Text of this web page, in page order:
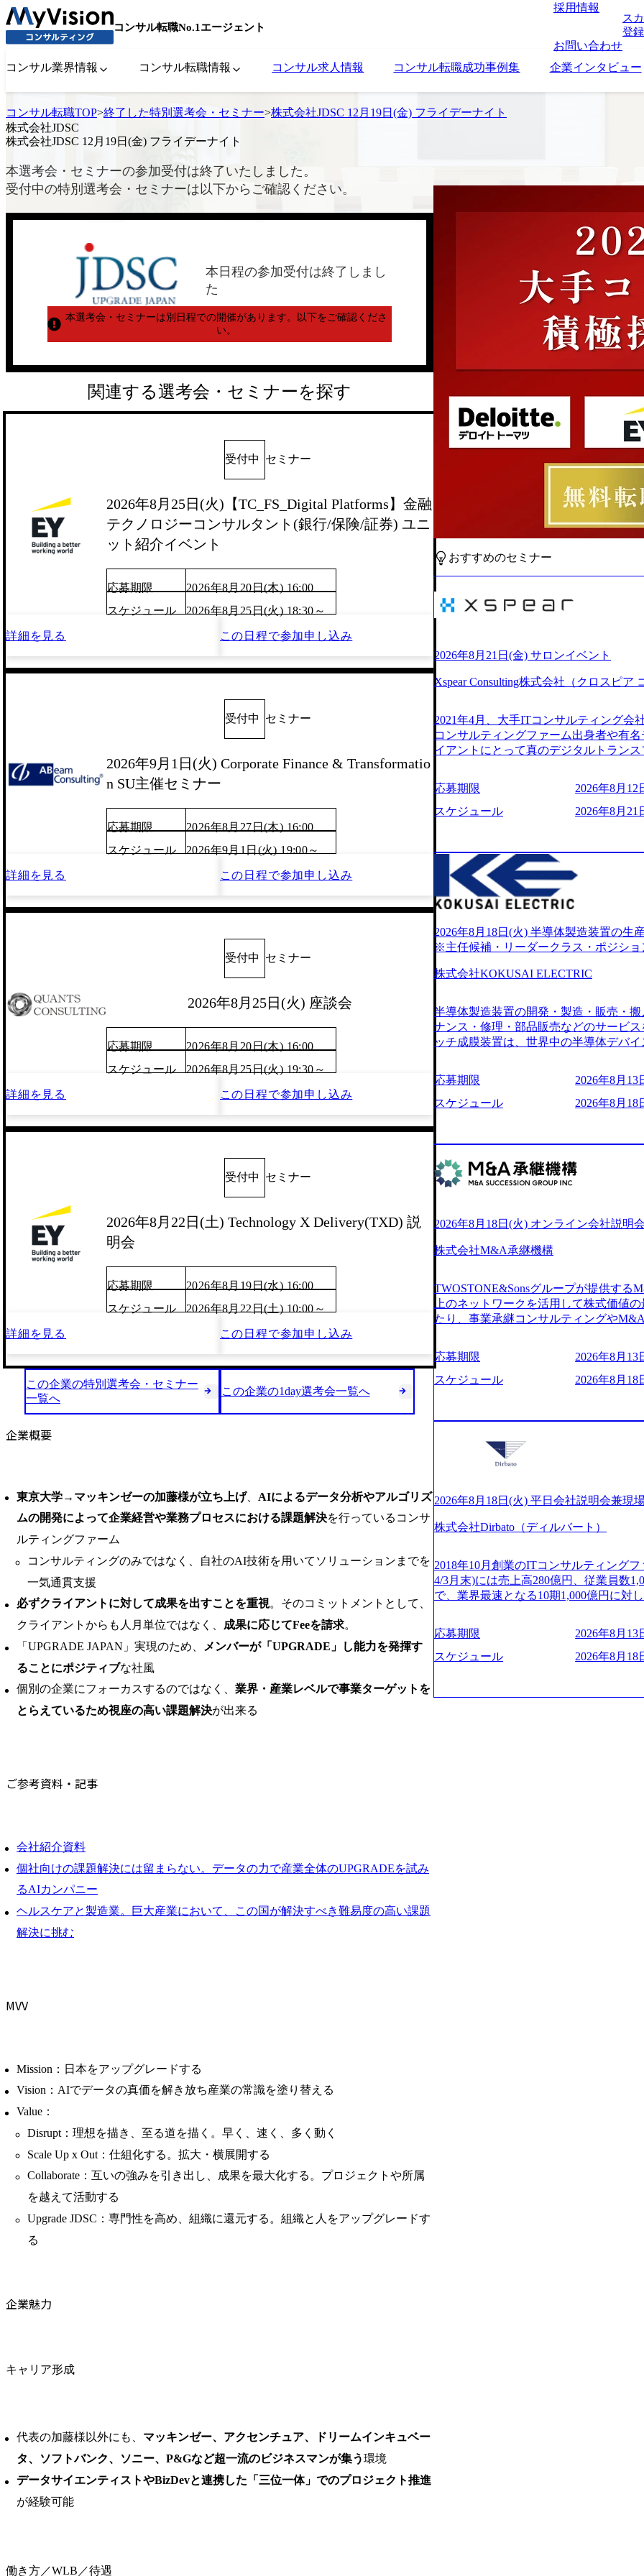
コンサル転職No.1エージェント
採用情報
お問い合わせ
ス
登
コンサル業界情報 コンサル転職情報 コンサル求人情報 コンサル転職成功事例集 企業インタビュー
コンサル転職TOP>終了した特別選考会・セミナー>株式会社JDSC 12月19日(金) フライデーナイト
株式会社JDSC
株式会社JDSC 12月19日(金) フライデーナイト
本選考会・セミナーの参加受付は終了いたしました。
受付中の特別選考会・セミナーは以下からご確認ください。
本日程の参加受付は終了しまし
た
本選考会・セミナーは別日程での開催があります。
以下をご確認くださ
い。
関連する選考会・セミナーを探す
受付中 セミナー
2026年8月25日(火)【TC_FS_Digital Platforms】金融
テクノロジーコンサルタント(銀行/保険/証券) ユニ
ット紹介イベント
応募期限
2026年8月20日(木) 16:00
スケジュール
2026年8月25日(火) 18:30～
詳細を見る この日程で参加申し込み
受付中 セミナー
2026年9月1日(火) Corporate Finance & Transformatio
n SU主催セミナー
応募期限
2026年8月27日(木) 16:00
スケジュール
2026年9月1日(火) 19:00～
詳細を見る この日程で参加申し込み
受付中 セミナー
2026年8月25日(火) 座談会
応募期限
2026年8月20日(木) 16:00
スケジュール
2026年8月25日(火) 19:30～
詳細を見る この日程で参加申し込み
受付中 セミナー
2026年8月22日(土) Technology X Delivery(TXD) 説
明会
応募期限
2026年8月19日(水) 16:00
スケジュール
2026年8月22日(土) 10:00～
詳細を見る この日程で参加申し込み
この企業の特別選考会・セミナー
一覧へ
この企業の1day選考会一覧へ
企業概要
東京大学→マッキンゼーの加藤様が立ち上げ、 AIによるデータ分析やアルゴリズ
ムの開発によって企業経営や業務プロセスにおける課題解決を行っているコンサ
ルティングファーム
コンサルティングのみではなく、自社のAI技術を用いてソリューションまでを
一気通貫支援
必ずクライアントに対して成果を出すことを重視。そのコミットメントとして、
クライアントからも人月単位ではなく、 成果に応じてFeeを請求。
「UPGRADE JAPAN」実現のため、
メンバーが「UPGRADE」し能力を発揮す
ることにポジティブな社風
個別の企業にフォーカスするのではなく、 業界・産業レベルで事業ターゲットを
とらえているため視座の高い課題解決が出来る
ご参考資料・記事
会社紹介資料
個社向けの課題解決には留まらない。データの力で産業全体のUPGRADEを試み
るAIカンパニー
ヘルスケアと製造業。巨大産業において、この国が解決すべき難易度の高い課題
解決に挑む
MVV
Mission：日本をアップグレードする
Vision：AIでデータの真価を解き放ち産業の常識を塗り替える
Value：
Disrupt：理想を描き、至る道を描く。早く、速く、多く動く
Scale Up x Out：仕組化する。拡大・横展開する
Collaborate：互いの強みを引き出し、成果を最大化する。プロジェクトや所属
を越えて活動する
Upgrade JDSC：専門性を高め、組織に還元する。組織と人をアップグレードす
る
企業魅力
キャリア形成
代表の加藤様以外にも、 マッキンゼー、アクセンチュア、ドリームインキュベー
タ、ソフトバンク、ソニー、P&Gなど超一流のビジネスマンが集う環境
データサイエンティストやBizDevと連携した「三位一体」でのプロジェクト推進
が経験可能
働き方／WLB／待遇
おすすめのセミナー
2026年8月21日(金) サロンイベント
Xspear Consulting株式会社（クロスピア
2021年4月、大手ITコンサルティング会
コンサルティングファーム出身者や有
イアントにとって真のデジタルトラン
力を持つDX時代において、20年以上に
ロジーを提供してきたシンプレクスの
界のクライアントの企業価値の最大化
供するのが特徴（いわゆる総合コンサ
リアにSpir（槍）を指して切り開く
ス）していく”という位置づけ 一昔前
現在金融の売上割合は全体の3割。現
通信、エンタメ、教育、保健など幅広
サイン。 そのため、専門性を身に着け
キャリア形成が柔軟に可能な環境である
6007_1200x554.webp https://
04_ba6aaa1a-9ffc-4f2a-9b40-
r-vision-production.appspot.com/public/
e-97182898115f_960x510.webp シンプレ
行う「一気通貫体制」が特長 ビジネス
Xspearと、最先端テクノロジーに深い
あり、システム開発を担当することはな
oduction.appspot.com/public/images/
16a2_1153x543.webp メンバー情報
山 昇吾氏: ベイカレントにてIT戦略立案
業戦略、成長戦略、PMI推進、業務改
威人氏：BCG出身。金融業界における
強みを持ち、メディア・エンタメ業界
立案を得意とする。 - 藏満 一馬氏：ア
ビューページ (https://www.xspear.co.jp/
り──コンサル業界の風雲児に聞く。“こ
usinessinsider.jp/article/20250205-simplex-
港区の行政手続き100%デジタル化を支援
【未経験者】 ・年収UPでのオファー ・
ューションを裁量をもって経験できる
サルファーム経験者】 ・専門領域に軸
実力主義でプロモーションできる（ダ
ｍｔｇでこまめに社員のキャリアにつ
ャリアを反映できるｐｊにアサインし
ジーに強い部隊がいるため、エンジニ
裁量や得意領域に合わせた売り上げの
名超、売上今期18億円⇒来期30億円（い
ームである また、成長中ファームのた
r/taketo_kajita/)） 多様なメンバー、多
く、新たなチャレンジが可能 100名規模
グファームや総合系コンサルティング
ロジェクトワークが可能 総合コンサル
ライアントに対して様々なプロジェク
いテーマのチャレンジ機会を提供して
と同水準以上の報酬制度であり、ファ
基本 強く「個人」の成⾧を重視するカ
応募期限
2026年8月12
スケジュール
2026年8月21
2026年8月18日(火) 半導体製造装置の生
※主任候補・リーダークラス・ポジショ
株式会社KOKUSAI ELECTRIC
半導体製造装置の開発・製造・販売・
ナンス・修理・部品販売などのサービ
ッチ成膜装置は、世界中の半導体デバ
決に貢献することを目指している
未来につなぐベストパートナー Value:私
AIの加速等により半導体需要は世界中
blic/images/20260224131045_0fee4978-
ttps://storage.googleapis.com/our-vision-
1052_2abe7cb8-329e-4a45-a8f5-
com/our-vision-production.appspot.com/
66-aea4-924f21977d35_1200x460.webp
n.appspot.com/public/images/
のポイントを掴み実践に強くなるため
現場を含む全部門でフレックスタイム
バランスを図りながら効率的に働くこ
2日制 2025年度の年間休日は125日（
年間24日（4月1日入社の場合）で、入
で定める勤続年数ごとに、連続5日のリ
子の看護、介護などの制度】 育児休暇
での子を育てるすべての従業員 1日2時
繰り下げが可能 子の看護休暇： 子1人
能 【独身寮、住宅手当制度など】 独
の2つの寮があり、以下の入居基準を満
宅手当： 本社の近くには独身寮や社宅
女性には住宅手当を支給します。 住宅
費用は、会社が負担します。 2026年8月
6:00 応募をご検討されている方を対象
・【富山】半導体製造装置の生産エン
候補・リーダークラス ・【砺波】半導
しは不要です。ご質問頂く際のみ、顔
応募期限
2026年8月13
スケジュール
2026年8月18
2026年8月18日(火) オンライン会社説明会
株式会社M&A承継機構
TWOSTONE&Sonsグループが提供する
上のネットワークを活用して株式価値
たり、事業承継コンサルティングや
用し、M&A以外の選択肢も尊重する姿
ームの構築や事業承継支援も行う
ディングカンパニーであり、領域にこ
験豊富なアドバイザーと共に働くこと
知識を獲得し、キャリアを発展させる
る人は課長職となり、平均3000万～
ンティブ＋チームインセンティブ 課長
ェアおよび丁寧なOJTを欠かさずにチー
経験歓迎！／ M&A承継機構のビジョン
どんな仕事か知りたい 転職を考えたば
の方はもちろん、情報収集をしたい方
当日は、質疑応答のお時間もご用意し
ことを楽しみにしております。 説明会
オンライン(Google meets)
応募期限
2026年8月13
スケジュール
2026年8月18
2026年8月18日(火) 平日会社説明会兼現
株式会社Dirbato（ディルバート）
2018年10月創業のITコンサルティング
4/3月末)には売上高280億円、従業員数
で、業界最速となる10期1,000億円に対
ンクインしている。 主力事業はITコン
に、IT戦略策定等の上流工程から実装・
他方、インキュベーション事業を手掛
考) https://www.dirbato.co.jp/service/
bation.html) 大手総合系コンサルティン
応募期限
2026年8月13
スケジュール
2026年8月18